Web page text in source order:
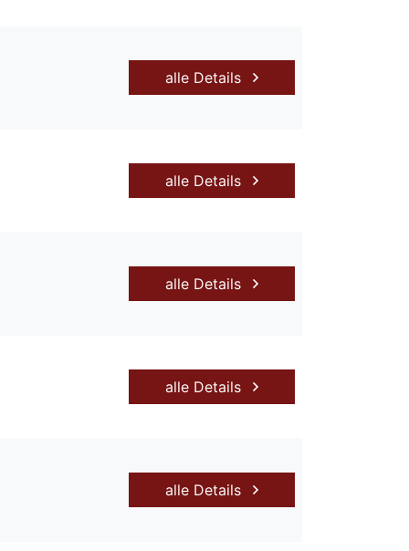
alle Details
alle Details
alle Details
alle Details
alle Details